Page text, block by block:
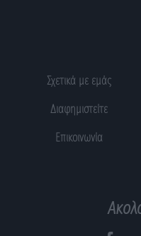
Σχετικά με εμάς
Διαφημιστείτε
Επικοινωνία